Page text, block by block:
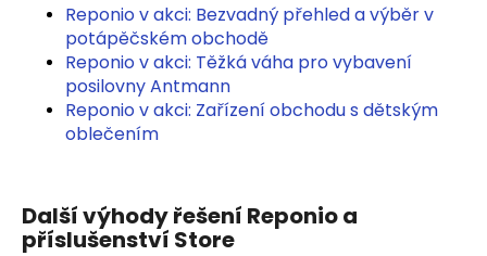
Reponio v akci: Bezvadný přehled a výběr v
potápěčském obchodě
Reponio v akci: Těžká váha pro vybavení
posilovny Antmann
Reponio v akci: Zařízení obchodu s dětským
oblečením
Další výhody řešení Reponio a
příslušenství Store